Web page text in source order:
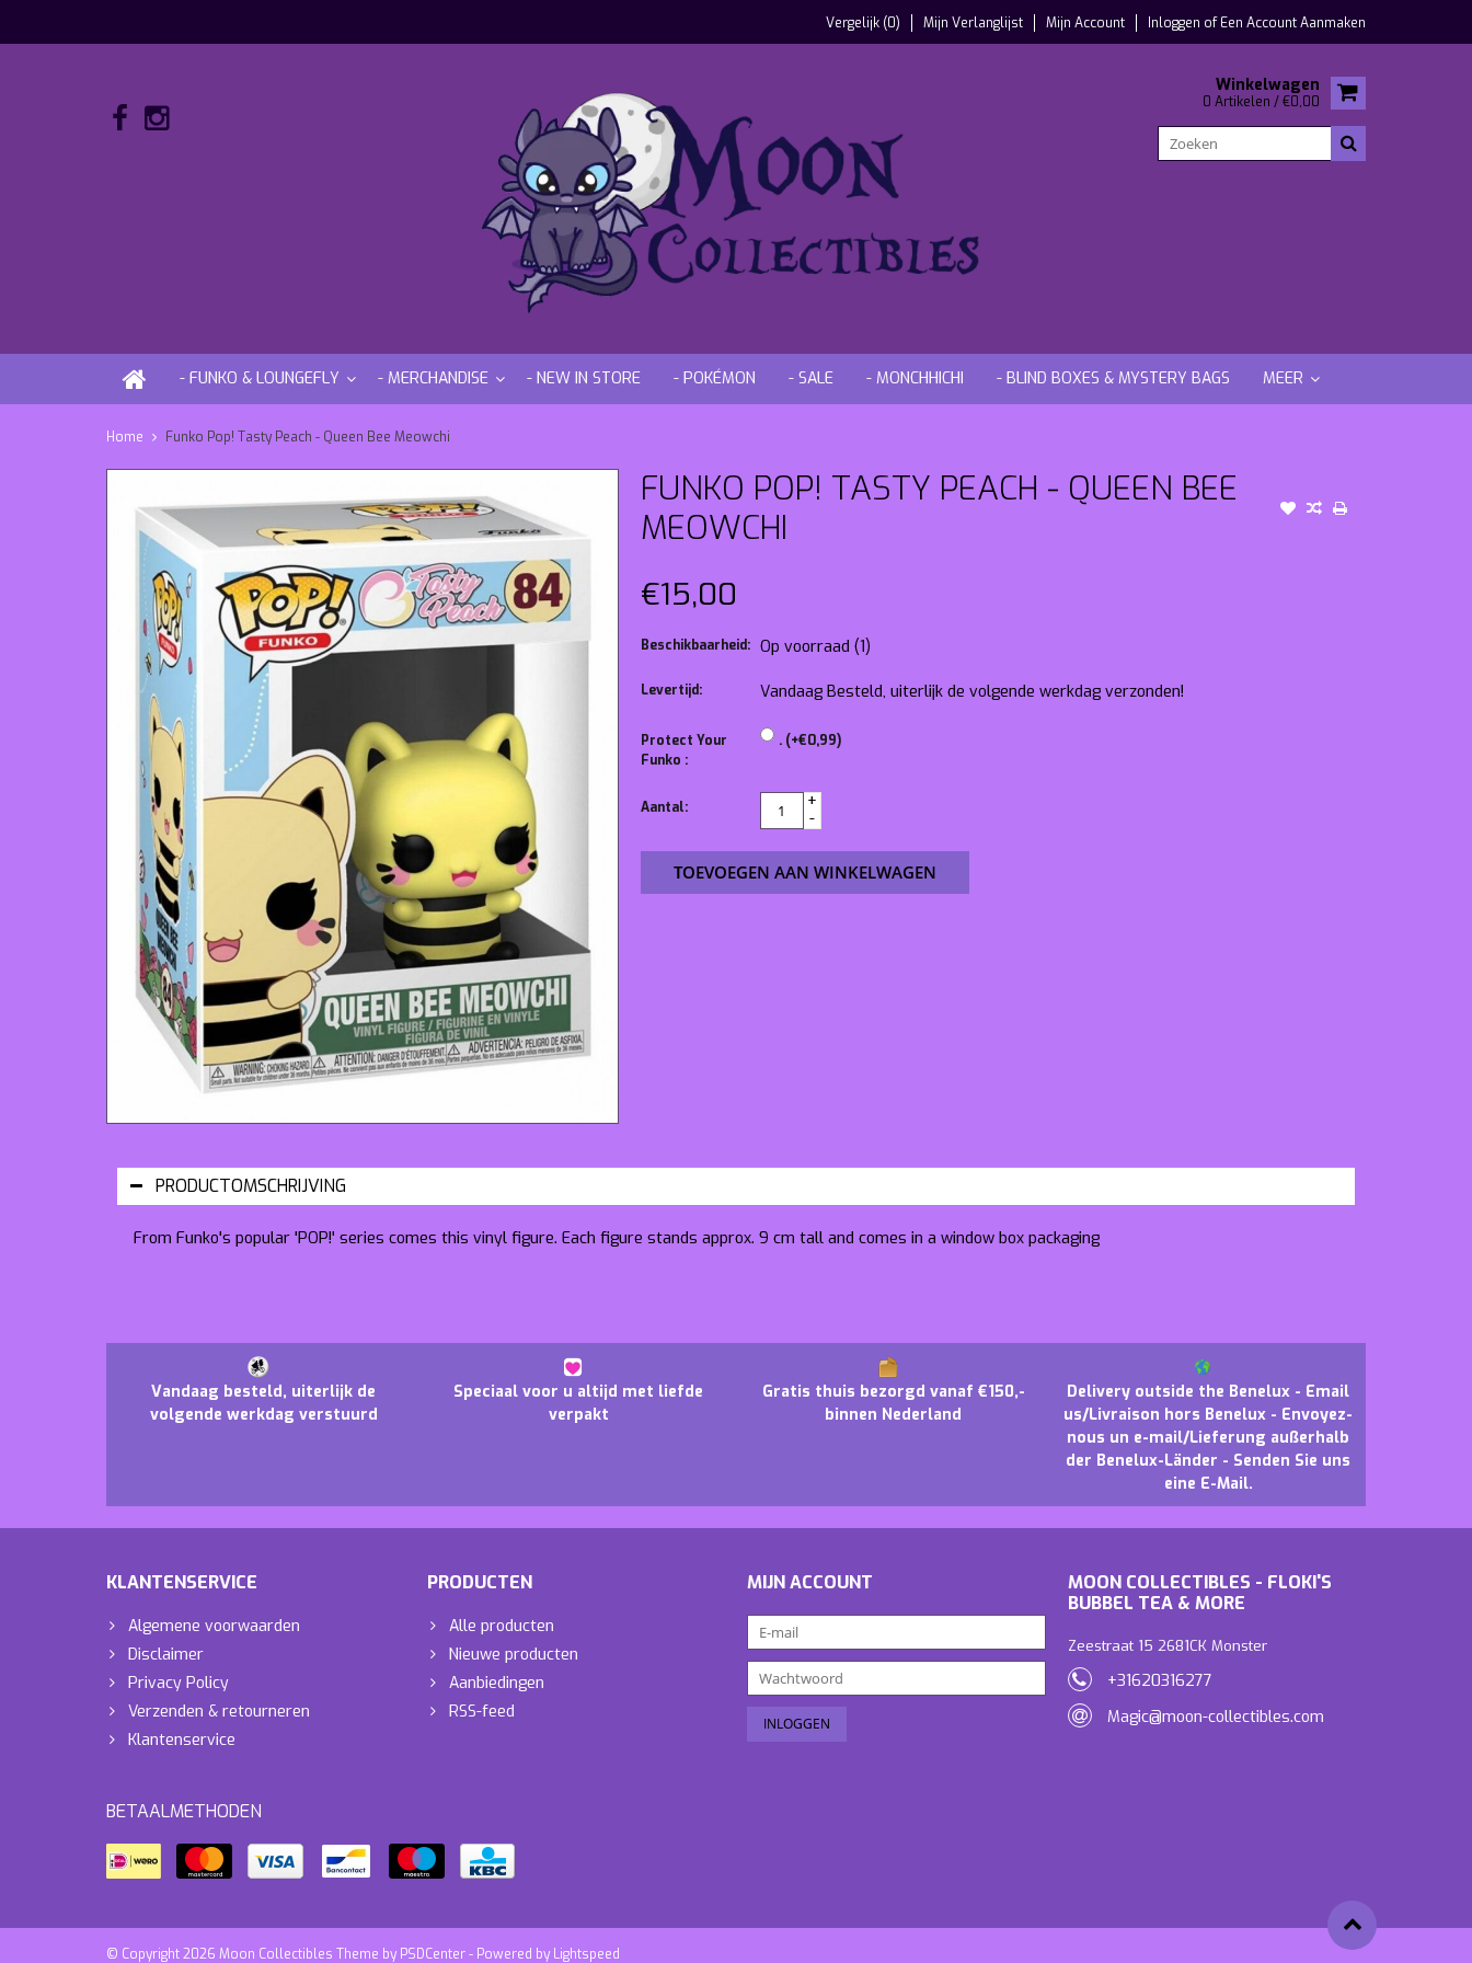
Vergelijk (0) Mijn Verlanglijst Mijn Account Inloggen ofEen Account Aanmaken
Winkelwagen
0 Artikelen / €0,00
- FUNKO & LOUNGEFLY - MERCHANDISE - NEW IN STORE - POKÉMON - SALE - MONCHHICHI - BLIND BOXES & MYSTERY BAGS MEER
Home Funko Pop! Tasty Peach - Queen Bee Meowchi
FUNKO POP! TASTY PEACH - QUEEN BEE
MEOWCHI
€15,00
Beschikbaarheid: Op voorraad (1)
Levertijd: Vandaag Besteld, uiterlijk de volgende werkdag verzonden!
Protect Your
Funko :
. (+€0,99)
Aantal:
+
-
TOEVOEGEN AAN WINKELWAGEN
PRODUCTOMSCHRIJVING
From Funko's popular 'POP!' series comes this vinyl figure. Each figure stands approx. 9 cm tall and comes in a window box packaging
Vandaag besteld, uiterlijk de
volgende werkdag verstuurd
Speciaal voor u altijd met liefde
verpakt
Gratis thuis bezorgd vanaf €150,-
binnen Nederland
Delivery outside the Benelux - Email
us/Livraison hors Benelux - Envoyez-
nous un e-mail/Lieferung außerhalb
der Benelux-Länder - Senden Sie uns
eine E-Mail.
KLANTENSERVICE
Algemene voorwaarden
Disclaimer
Privacy Policy
Verzenden & retourneren
Klantenservice
PRODUCTEN
Alle producten
Nieuwe producten
Aanbiedingen
RSS-feed
MIJN ACCOUNT
MOON COLLECTIBLES - FLOKI'S
BUBBEL TEA & MORE
Zeestraat 15 2681CK Monster
+31620316277
Magic@moon-collectibles.com
BETAALMETHODEN
© Copyright 2026 Moon Collectibles Theme by PSDCenter- Powered by Lightspeed